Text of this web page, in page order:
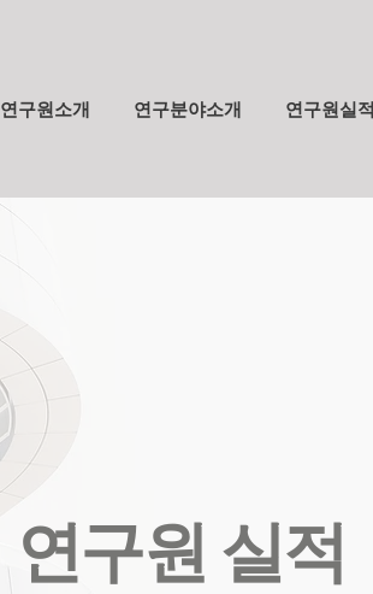
연구원소개 연구분야소개 연구원실적
연구원 실적